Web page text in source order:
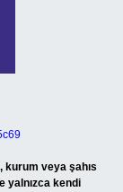
veya şahıs
yalnızca kendi